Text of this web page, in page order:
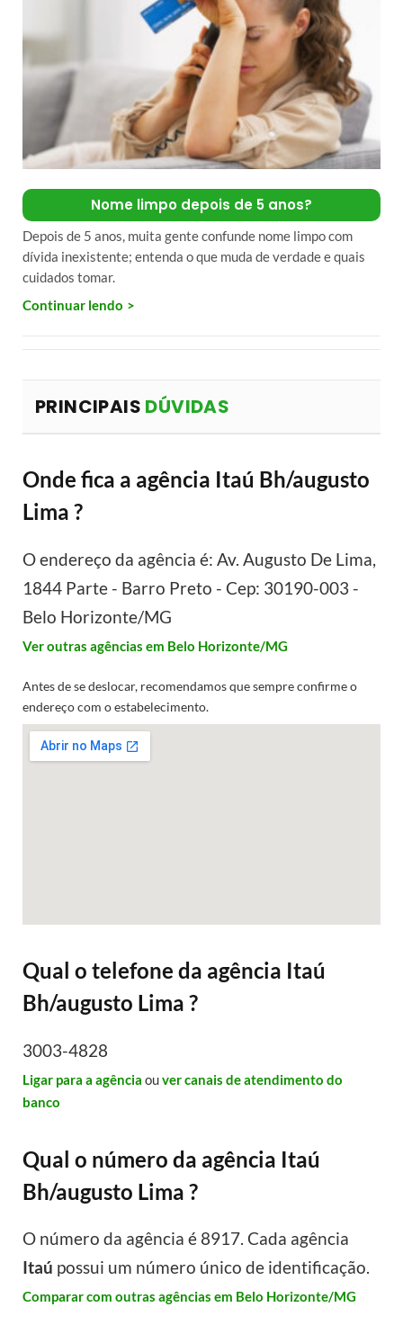
Nome limpo depois de 5 anos?
Depois de 5 anos, muita gente confunde nome limpo com
dívida inexistente; entenda o que muda de verdade e quais
cuidados tomar.
Continuar lendo
PRINCIPAIS DÚVIDAS
Onde fica a agência Itaú Bh/augusto
Lima ?
O endereço da agência é: Av. Augusto De Lima,
1844 Parte - Barro Preto - Cep: 30190-003 -
Belo Horizonte/MG
Ver outras agências em Belo Horizonte/MG
Antes de se deslocar, recomendamos que sempre confirme o
endereço com o estabelecimento.
Qual o telefone da agência Itaú
Bh/augusto Lima ?
3003-4828
Ligar para a agência ouver canais de atendimento do
banco
Qual o número da agência Itaú
Bh/augusto Lima ?
O número da agência é 8917. Cada agência
Itaú possui um número único de identificação.
Comparar com outras agências em Belo Horizonte/MG